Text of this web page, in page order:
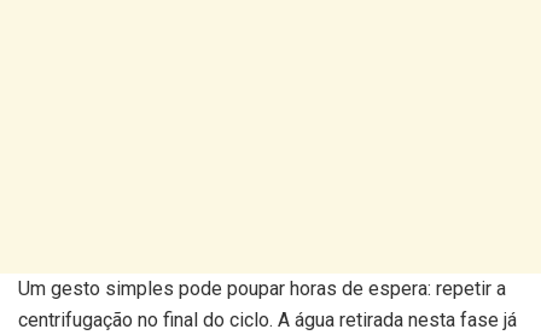
Um gesto simples pode poupar horas de espera: repetir a
centrifugação no final do ciclo. A água retirada nesta fase já